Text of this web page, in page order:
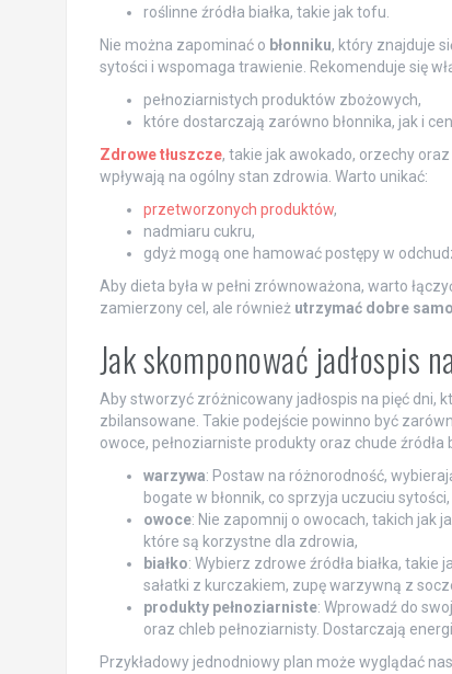
roślinne źródła białka, takie jak tofu.
Nie można zapominać o błonniku, który znajduje
sytości i wspomaga trawienie. Rekomenduje się
pełnoziarnistych produktów zbożowych,
które dostarczają zarówno błonnika, jak i
Zdrowe tłuszcze, takie jak awokado, orzechy
wpływają na ogólny stan zdrowia. Warto unikać:
przetworzonych produktów,
nadmiaru cukru,
gdyż mogą one hamować postępy w
Aby dieta była w pełni zrównoważona, warto
zamierzony cel, ale również utrzymać dobre
Jak skomponować jadłospis
Aby stworzyć zróżnicowany jadłospis na pięć dni,
zbilansowane. Takie podejście powinno być
owoce, pełnoziarniste produkty oraz chude źródła
warzywa: Postaw na różnorodność,
bogate w błonnik, co sprzyja uczuciu sytości,
owoce: Nie zapomnij o owocach, takich jak
które są korzystne dla zdrowia,
białko: Wybierz zdrowe źródła białka,
sałatki z kurczakiem, zupę warzywną z
produkty pełnoziarniste: Wprowadź do
oraz chleb pełnoziarnisty. Dostarczają
Przykładowy jednodniowy plan może wyglądać